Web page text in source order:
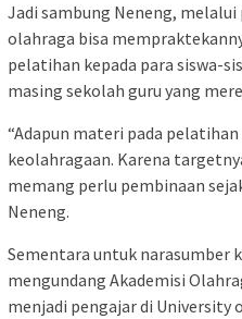
Jadi sambung Neneng,
olahraga bisa
pelatihan kepada para siswa-
masing sekolah guru yang
“Adapun materi pada
keolahragaan. Karena
memang perlu pembinaan
Neneng.
Sementara untuk narasumber
mengundang Akademisi
menjadi pengajar di University